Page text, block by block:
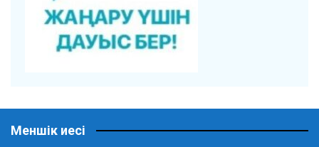
Меншік иесі